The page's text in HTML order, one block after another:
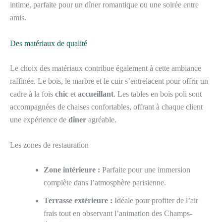
intime, parfaite pour un dîner romantique ou une soirée entre
amis.
Des matériaux de qualité
Le choix des matériaux contribue également à cette ambiance
raffinée. Le bois, le marbre et le cuir s’entrelacent pour offrir un
cadre à la fois chic et accueillant. Les tables en bois poli sont
accompagnées de chaises confortables, offrant à chaque client
une expérience de dîner agréable.
Les zones de restauration
Zone intérieure : Parfaite pour une immersion
complète dans l’atmosphère parisienne.
Terrasse extérieure : Idéale pour profiter de l’air
frais tout en observant l’animation des Champs-